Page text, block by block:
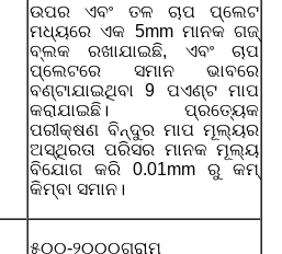
ଉପର ଏବଂ ତଳ ଚାପ ପ୍ଲେଟ
ମଧ୍ୟରେ ଏକ 5mm ମାନକ ଗଜ୍
ବ୍ଲକ ରଖାଯାଇଛି, ଏବଂ ଚାପ
ପ୍ଲେଟରେ ସମାନ ଭାବରେ
ବଣ୍ଟାଯାଇଥିବା 9 ପଏଣ୍ଟ ମାପ
କରାଯାଇଛି। ପ୍ରତ୍ୟେକ
ପରୀକ୍ଷଣ ବିନ୍ଦୁର ମାପ ମୂଲ୍ୟର
ଅସ୍ଥିରତା ପରିସର ମାନକ ମୂଲ୍ୟ
ବିଯୋଗ କରି 0.01mm ରୁ କମ୍
କିମ୍ବା ସମାନ।
୫୦୦-୨୦୦୦ଗ୍ରାମ